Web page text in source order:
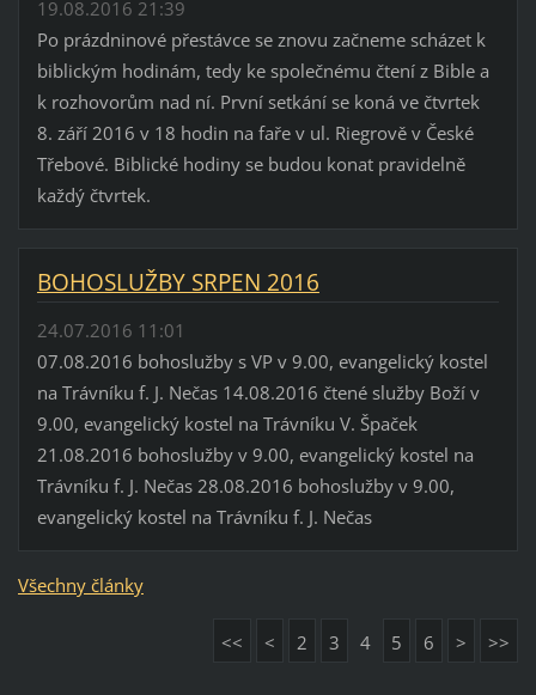
19.08.2016 21:39
Po prázdninové přestávce se znovu začneme scházet k
biblickým hodinám, tedy ke společnému čtení z Bible a
k rozhovorům nad ní. První setkání se koná ve čtvrtek
8. září 2016 v 18 hodin na faře v ul. Riegrově v České
Třebové. Biblické hodiny se budou konat pravidelně
každý čtvrtek.
BOHOSLUŽBY SRPEN 2016
24.07.2016 11:01
07.08.2016 bohoslužby s VP v 9.00, evangelický kostel
na Trávníku f. J. Nečas 14.08.2016 čtené služby Boží v
9.00, evangelický kostel na Trávníku V. Špaček
21.08.2016 bohoslužby v 9.00, evangelický kostel na
Trávníku f. J. Nečas 28.08.2016 bohoslužby v 9.00,
evangelický kostel na Trávníku f. J. Nečas
Všechny články
<< < 2 3 4 5 6 > >>